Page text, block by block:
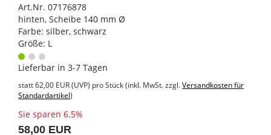
Art.Nr. 07176878
hinten, Scheibe 140 mm Ø
Farbe: silber, schwarz
Größe: L
Lieferbar in 3-7 Tagen
statt62,00 EUR(UVP) pro Stück (inkl. MwSt. zzgl.Versandkosten für
Standardartikel)
Sie sparen 6.5%
58,00 EUR